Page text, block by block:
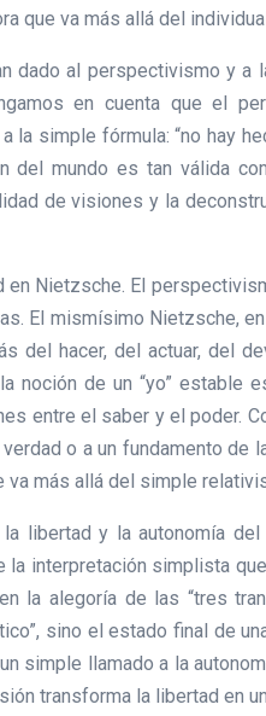
que va más allá del
dado al perspectivismo y
en cuenta que el
simple fórmula: “no hay
mundo es tan válida
de visiones y la
en Nietzsche. El
El mismísimo Nietzsche,
del hacer, del actuar, del
noción de un “yo” estable
entre el saber y el poder.
o a un fundamento de
va más allá del simple
libertad y la autonomía
interpretación simplista
la alegoría de las “tres
sino el estado final de
simple llamado a la
transforma la libertad en